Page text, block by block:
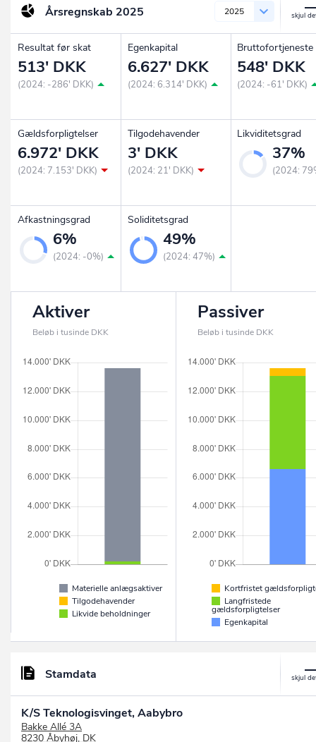
Årsregnskab 2025 2025
Resultat før skat
513' DKK
(2024: -286' DKK)
Egenkapital
6.627' DKK
(2024: 6.314' DKK)
Bruttofortjeneste
548' DKK
(2024: -61' DKK)
Gældsforpligtelser
6.972' DKK
(2024: 7.153' DKK)
Tilgodehavender
3' DKK
(2024: 21' DKK)
Likviditetsgrad
37%
(2024:
Afkastningsgrad
6%
(2024: -0%)
Soliditetsgrad
49%
(2024: 47%)
Aktiver
Beløb i tusinde DKK
Materielle anlægsaktiver
Tilgodehavender
Likvide beholdninger
Passiver
Beløb i tusinde DKK
Kortfristet
Langfristede
gældsforpligtelser
Egenkapital
Stamdata
K/S Teknologisvinget, Aabybro
Bakke Allé 3A
8230 Åbyhøj, DK